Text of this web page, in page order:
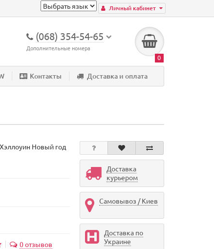
Личный кабинет
(068) 354-54-65
Дополнительные номера
0
Контакты Доставка и оплата
Хэллоуин Новый год
0 отзывов
Доставка
курьером
Самовывоз / Киев
Доставка по
Украине